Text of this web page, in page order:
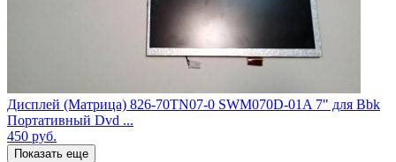
Дисплей (Матрица) 826-70TN07-0 SWM070D-01A 7" для Bbk
Портативный Dvd ...
450 руб.
Показать еще